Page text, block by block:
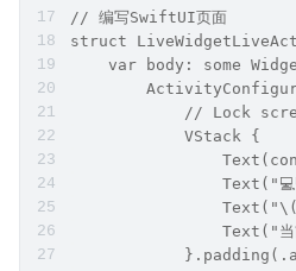
// 编写SwiftUI页面
struct
var body: some
// Lock
            VStack {
Text("